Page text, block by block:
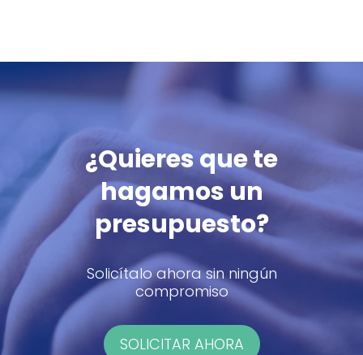
¿Quieres que te
hagamos un
presupuesto?
Solicítalo ahora sin ningún
compromiso
SOLICITAR AHORA